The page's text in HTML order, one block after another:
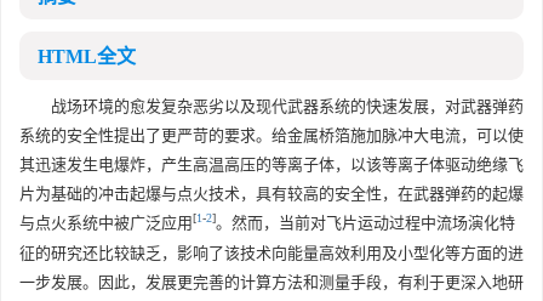
HTML全文
战场环境的愈发复杂恶劣以及现代武器系统的快速发展，对武器弹药
系统的安全性提出了更严苛的要求。给金属桥箔施加脉冲大电流，可以使
其迅速发生电爆炸，产生高温高压的等离子体，以该等离子体驱动绝缘飞
片为基础的冲击起爆与点火技术，具有较高的安全性，在武器弹药的起爆
与点火系统中被广泛应用[1-2]。然而，当前对飞片运动过程中流场演化特
征的研究还比较缺乏，影响了该技术向能量高效利用及小型化等方面的进
一步发展。因此，发展更完善的计算方法和测量手段，有利于更深入地研